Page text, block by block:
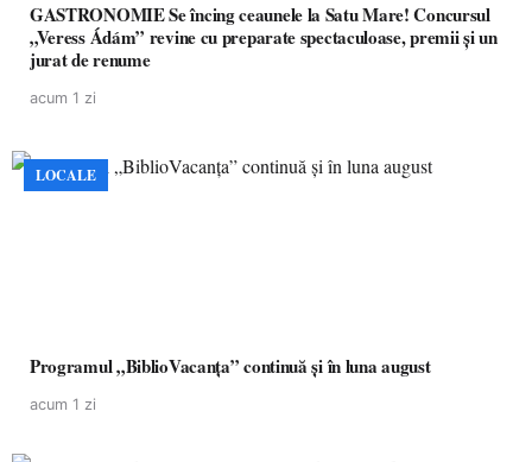
GASTRONOMIE Se încing ceaunele la Satu Mare! Concursul
„Veress Ádám” revine cu preparate spectaculoase, premii și un
jurat de renume
acum 1 zi
LOCALE
Programul „BiblioVacanța” continuă și în luna august
acum 1 zi